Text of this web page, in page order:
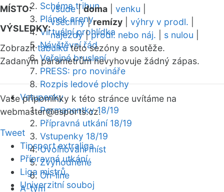
Schéma tribun
Plánek areny
Virtuální prohlídka
Návštěvní řád
Veřejné bruslení
PRESS: pro novináře
Rozpis ledové plochy
Vstupenky
Permanentky 18/19
Přípravná utkání 18/19
Vstupenky 18/19
Uvolňování míst
Zvýhodněné
On-line
A-tým
MÍSTO:
všude|doma venku
VÝSLEDKY:
všechny|remízy výhry v prodl.
nájezdy|prodl. nebo náj. s nulou
Zobrazittabulkutéto sezóny a soutěže.
Zadaným parametrům nevyhovuje žádný zápas.
Vaše připomínky k této stránce uvítáme na
webmaster@esports.cz.
Tweet
Tipsport extraliga
Přípravná utkání
Liga mistrů
Univerzitní souboj